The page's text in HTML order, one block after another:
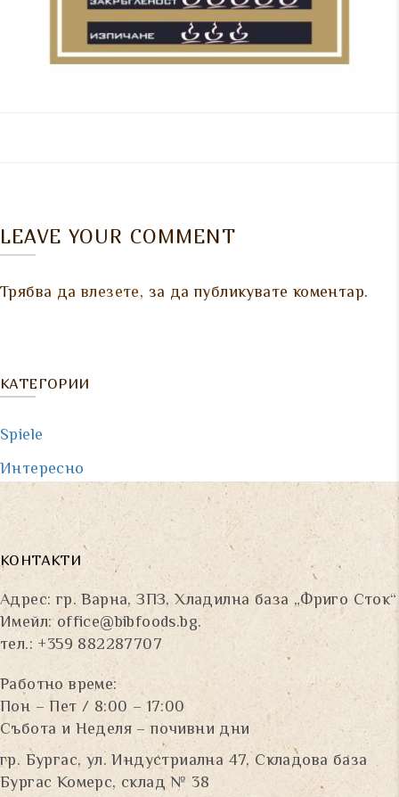
LEAVE YOUR COMMENT
Трябва давлезете, за да публикувате коментар.
КАТЕГОРИИ
Spiele
Интересно
КОНТАКТИ
Адрес: гр. Варна, ЗПЗ, Хладилна база „Фриго Сток“
Имейл: office@bibfoods.bg.
тел.: +359 882287707
Работно време:
Пон – Пет / 8:00 – 17:00
Събота и Неделя – почивни дни
гр. Бургас, ул. Индустриална 47, Складова база
Бургас Комерс, склад № 38